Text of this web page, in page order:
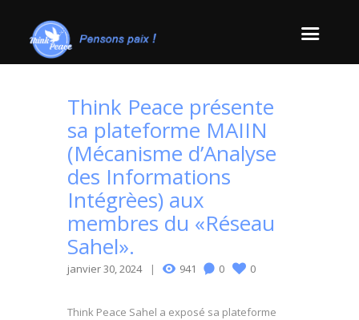
Think Peace présente
sa plateforme MAIIN
(Mécanisme d’Analyse
des Informations
Intégrèes) aux
membres du «Réseau
Sahel».
janvier 30, 2024 941 0 0
Think Peace Sahel a exposé sa plateforme